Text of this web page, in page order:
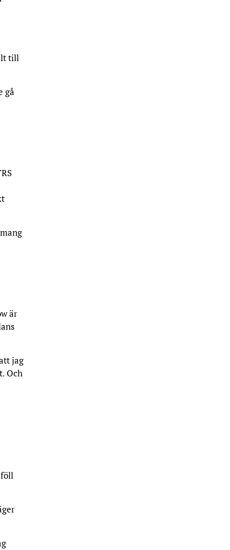
till
gå
är
jag
Och
föll